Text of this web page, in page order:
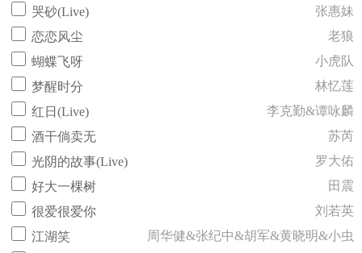
哭砂(Live)
张惠妹
恋恋风尘
老狼
蝴蝶飞呀
小虎队
梦醒时分
林忆莲
红日(Live)
李克勤&谭咏麟
酒干倘卖无
苏芮
光阴的故事(Live)
罗大佑
好大一棵树
田震
很爱很爱你
刘若英
江湖笑
周华健&张纪中&胡军&黄晓明&小虫